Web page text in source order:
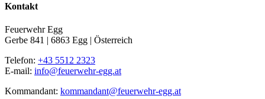
Kontakt
Feuerwehr Egg
Gerbe 841 | 6863 Egg | Österreich
Telefon: +43 5512 2323
E-mail: info@feuerwehr-egg.at
Kommandant: kommandant@feuerwehr-egg.at